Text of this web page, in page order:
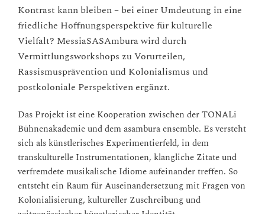
Kontrast kann bleiben – bei einer Umdeutung in eine
friedliche Hoffnungsperspektive für kulturelle
Vielfalt? MessiaSASAmbura wird durch
Vermittlungsworkshops zu Vorurteilen,
Rassismusprävention und Kolonialismus und
postkoloniale Perspektiven ergänzt.
Das Projekt ist eine Kooperation zwischen der TONALi
Bühnenakademie und dem asambura ensemble. Es versteht
sich als künstlerisches Experimentierfeld, in dem
transkulturelle Instrumentationen, klangliche Zitate und
verfremdete musikalische Idiome aufeinander treffen. So
entsteht ein Raum für Auseinandersetzung mit Fragen von
Kolonialisierung, kultureller Zuschreibung und